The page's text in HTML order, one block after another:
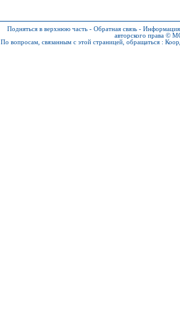
Подняться в верхнюю часть - Обратная связь - Информация
авторского права ©
По вопросам, связанным с этой страницей, обращаться :